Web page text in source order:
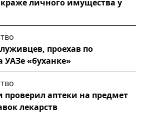
личного имущества у
проехав по
«буханке»
проверил аптеки на предмет
лекарств